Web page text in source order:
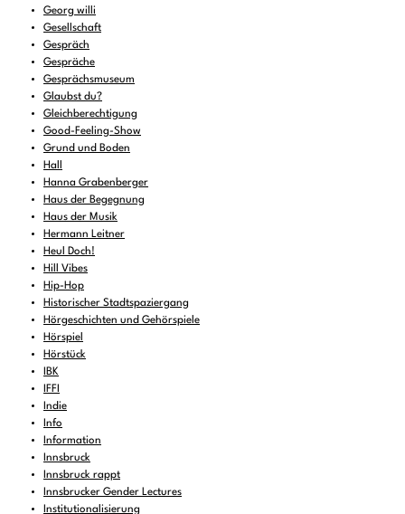
Georg willi
Gesellschaft
Gespräch
Gespräche
Gesprächsmuseum
Glaubst du?
Gleichberechtigung
Good-Feeling-Show
Grund und Boden
Hall
Hanna Grabenberger
Haus der Begegnung
Haus der Musik
Hermann Leitner
Heul Doch!
Hill Vibes
Hip-Hop
Historischer Stadtspaziergang
Hörgeschichten und Gehörspiele
Hörspiel
Hörstück
IBK
IFFI
Indie
Info
Information
Innsbruck
Innsbruck rappt
Innsbrucker Gender Lectures
Institutionalisierung